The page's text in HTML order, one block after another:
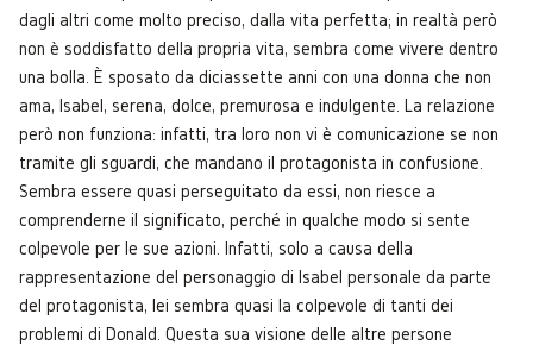
dagli altri come molto preciso, dalla vita perfetta; in realtà però
non è soddisfatto della propria vita, sembra come vivere dentro
una bolla. È sposato da diciassette anni con una donna che non
ama, Isabel, serena, dolce, premurosa e indulgente. La relazione
però non funziona: infatti, tra loro non vi è comunicazione se non
tramite gli sguardi, che mandano il protagonista in confusione.
Sembra essere quasi perseguitato da essi, non riesce a
comprenderne il significato, perché in qualche modo si sente
colpevole per le sue azioni. Infatti, solo a causa della
rappresentazione del personaggio di Isabel personale da parte
del protagonista, lei sembra quasi la colpevole di tanti dei
problemi di Donald. Questa sua visione delle altre persone